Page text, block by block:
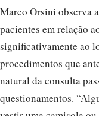
Marco Orsini observa
pacientes em relação
significativamente ao
procedimentos que
natural da consulta
questionamentos.